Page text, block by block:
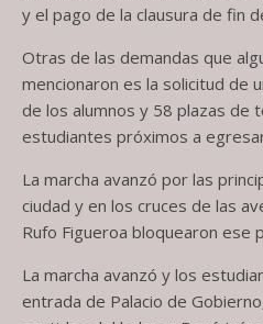
y el pago de la clausura de fin
Otras de las demandas que
mencionaron es la solicitud de
de los alumnos y 58 plazas de
estudiantes próximos a
La marcha avanzó por las
ciudad y en los cruces de las
Rufo Figueroa bloquearon
La marcha avanzó y los
entrada de Palacio de